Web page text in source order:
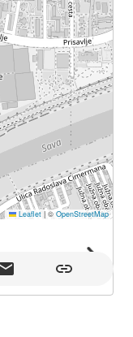
Leaflet |© OpenStreetMap